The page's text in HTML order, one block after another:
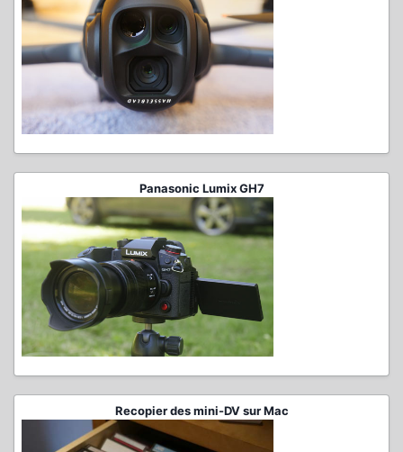
Panasonic Lumix GH7
Recopier des mini-DV sur Mac